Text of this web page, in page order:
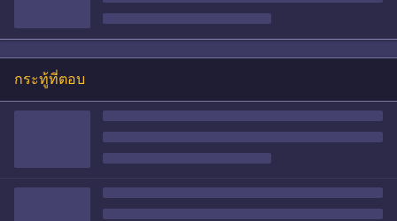
กระทู้ที่ตอบ